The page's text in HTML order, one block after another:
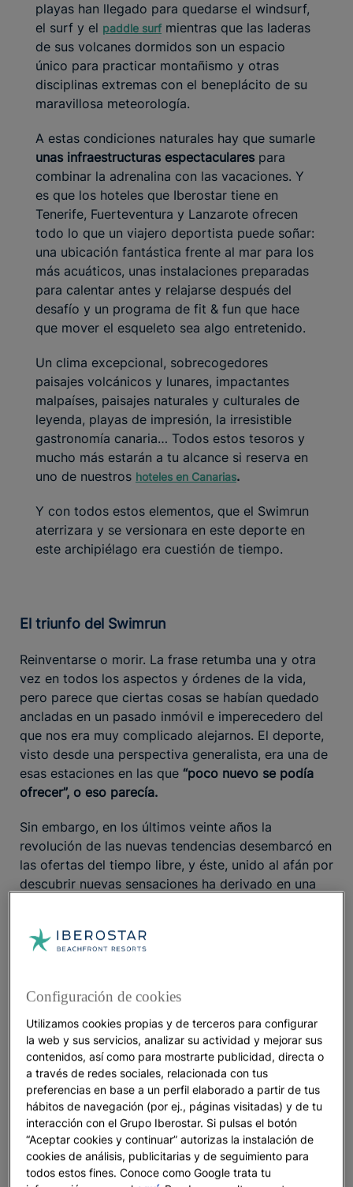
playas han llegado para quedarse el windsurf,
el surf y el paddle surfmientras que las laderas
de sus volcanes dormidos son un espacio
único para practicar montañismo y otras
disciplinas extremas con el beneplácito de su
maravillosa meteorología.
A estas condiciones naturales hay que sumarle
unas infraestructuras espectaculares para
combinar la adrenalina con las vacaciones. Y
es que los hoteles que Iberostar tiene en
Tenerife, Fuerteventura y Lanzarote ofrecen
todo lo que un viajero deportista puede soñar:
una ubicación fantástica frente al mar para los
más acuáticos, unas instalaciones preparadas
para calentar antes y relajarse después del
desafío y un programa de fit & fun que hace
que mover el esqueleto sea algo entretenido.
Un clima excepcional, sobrecogedores
paisajes volcánicos y lunares, impactantes
malpaíses, paisajes naturales y culturales de
leyenda, playas de impresión, la irresistible
gastronomía canaria… Todos estos tesoros y
mucho más estarán a tu alcance si reserva en
uno de nuestros hoteles en Canarias.
Y con todos estos elementos, que el Swimrun
aterrizara y se versionara en este deporte en
este archipiélago era cuestión de tiempo.
El triunfo del Swimrun
Reinventarse o morir. La frase retumba una y otra
vez en todos los aspectos y órdenes de la vida,
pero parece que ciertas cosas se habían quedado
ancladas en un pasado inmóvil e imperecedero del
que nos era muy complicado alejarnos. El deporte,
visto desde una perspectiva generalista, era una de
esas estaciones en las que “poco nuevo se podía
ofrecer”, o eso parecía.
Sin embargo, en los últimos veinte años la
revolución de las nuevas tendencias desembarcó en
las ofertas del tiempo libre, y éste, unido al afán por
descubrir nuevas sensaciones ha derivado en una
disciplinas. Atrás quedan aquellos días en los que
menos una diana gigante para descargar flechas de
un arco olímpico. Más allá de esas ofertas, el ocio
del siglo XXI se cimenta en “descubrir” nuevas
diversiones, la mayoría basadas en deportes
minoritarios cargados de adrenalina, esfuerzo físico
y altas dosis de diversión. Snorkel, kayak de mar,
paddle surf, barranquismo, trekking, trail running,
bicicleta de montaña, etc, son algunas de esas
propuestas, al alcance de todos que nos harán ver
nuestros destinos desde otra perspectiva, y que
Configuración de cookies
Utilizamos cookies propias y de terceros para configurar
la web y sus servicios, analizar su actividad y mejorar sus
contenidos, así como para mostrarte publicidad, directa o
a través de redes sociales, relacionada con tus
preferencias en base a un perfil elaborado a partir de tus
hábitos de navegación (por ej., páginas visitadas) y de tu
interacción con el Grupo Iberostar. Si pulsas el botón
“Aceptar cookies y continuar” autorizas la instalación de
cookies de análisis, publicitarias y de seguimiento para
todos estos fines. Conoce como Google trata tu